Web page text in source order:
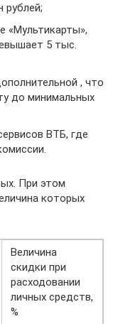
рублей;
«Мультикарты»,
5 тыс.
, что
до минимальных
ВТБ, где
При этом
которых
Величина
скидки при
расходовании
личных средств,
%